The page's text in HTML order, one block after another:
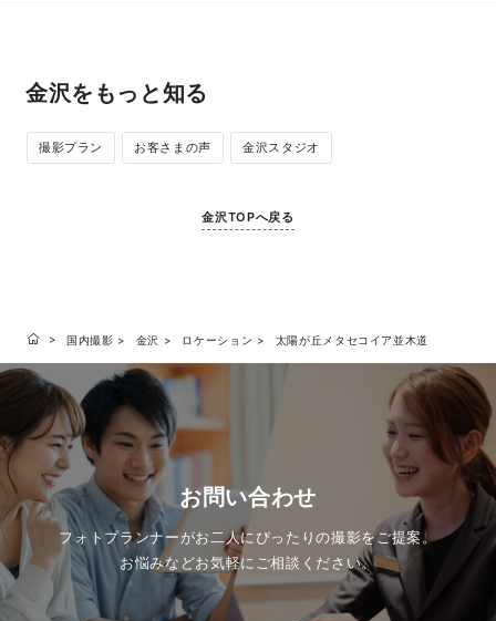
金沢をもっと知る
撮影プラン お客さまの声 金沢スタジオ
金沢TOPへ戻る
国内撮影 金沢 ロケーション 太陽が丘メタセコイア並木道
お問い合わせ
フォトプランナーがお二人にぴったりの撮影をご提案。
お悩みなどお気軽にご相談ください。